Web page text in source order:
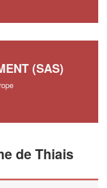
(SAS)
de Thiais